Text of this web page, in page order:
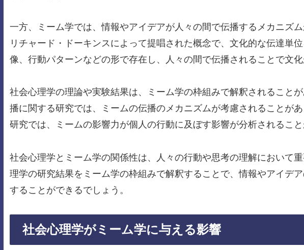
一方、ミーム学では、情報やアイデアが人々の間で伝播するメカニズ
リチャード・ドーキンスによって提唱された概念で、文化的な伝達単
像、行動パターンなどの形で存在し、人々の間で伝播されることで文
社会心理学の理論や実験結果は、ミーム学の枠組みで解釈されること
播に関する研究では、ミームの伝播のメカニズムが考慮されることが
研究では、ミームの影響力が個人の行動に及ぼす影響が分析されること
社会心理学とミーム学の関係性は、人々の行動や思考の理解において
理学の研究結果をミーム学の枠組みで解釈することで、情報やアイデ
することができるでしょう。
社会心理学がミーム学に与える影響